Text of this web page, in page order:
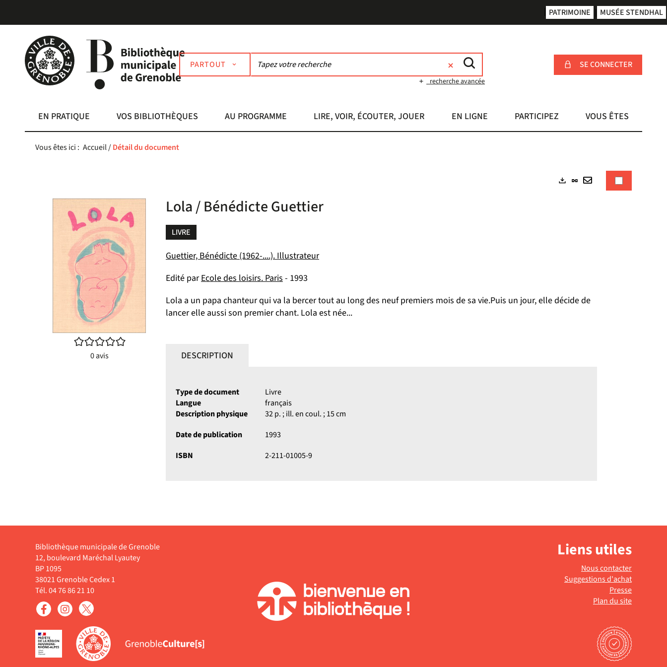
menu
contenu
la
PATRIMOINE MUSÉE STENDHAL
PARTOUT
recherche avancée
SE CONNECTER
EN PRATIQUE VOS BIBLIOTHÈQUES AU PROGRAMME LIRE, VOIR, ÉCOUTER, JOUER EN LIGNE PARTICIPEZ VOUS ÊTES
Vous êtes ici : Accueil/Détail du document
Lien
permanent
Envoyer
/5
0avis
Lola / Bénédicte Guettier
LIVRE
Guettier, Bénédicte (1962-....). Illustrateur
Edité parEcole des loisirs. Paris- 1993
Lola a un papa chanteur qui va la bercer tout au long des neuf premiers mois de sa vie.Puis un jour, elle décide de
lancer elle aussi son premier chant. Lola est née...
DESCRIPTION
Type de document
Livre
Langue
français
Description physique
32 p. ; ill. en coul. ; 15 cm
Date de publication
1993
ISBN
2-211-01005-9
Bibliothèque municipale de Grenoble
12, boulevard Maréchal Lyautey
BP 1095
38021 Grenoble Cedex 1
Tél. 04 76 86 21 10
Liens utiles
Nous contacter
Suggestions d'achat
Presse
Plan du site